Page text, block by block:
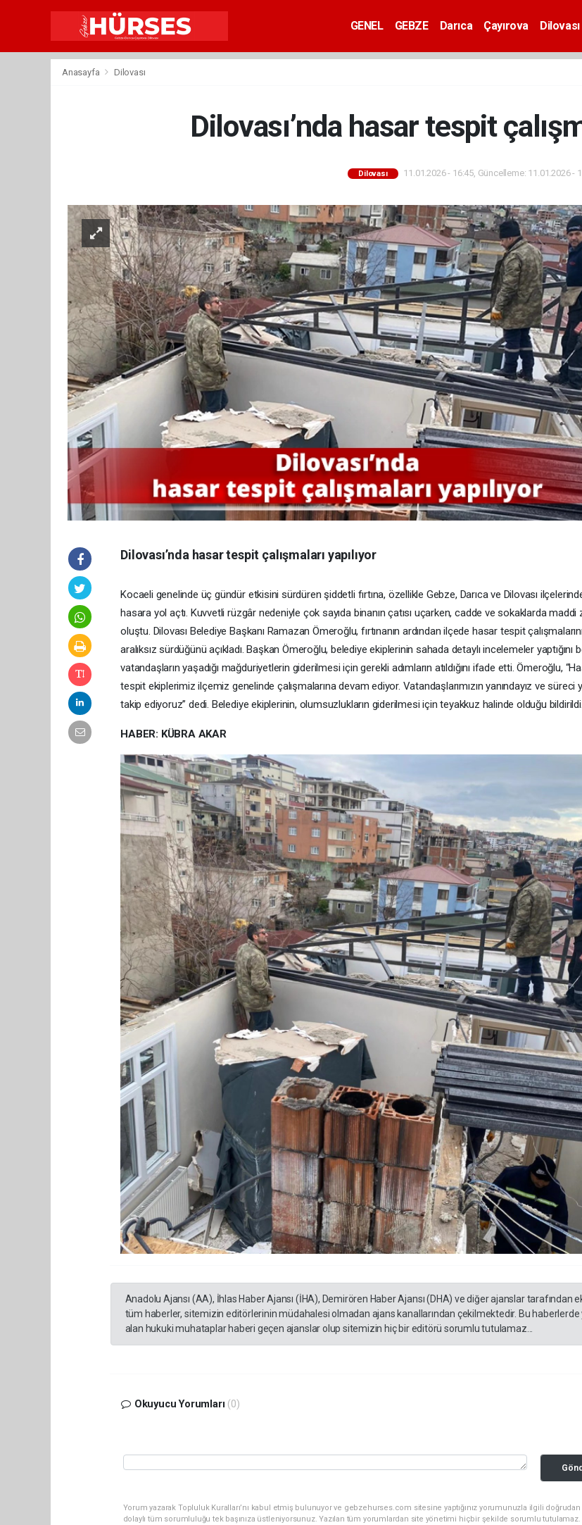
GENEL GEBZE Darıca Çayırova Dilovası
Anasayfa Dilovası
Dilovası’nda hasar tespit
Dilovası 11.01.2026 - 16:45, Güncelleme: 11.01.2026 -
Dilovası’nda hasar tespit çalışmaları yapılıyor
Kocaeli genelinde üç gündür etkisini sürdüren şiddetli fırtına, özellikle Gebze, Darıca ve Dilovası
hasara yol açtı. Kuvvetli rüzgâr nedeniyle çok sayıda binanın çatısı uçarken, cadde ve sokaklarda maddi
oluştu. Dilovası Belediye Başkanı Ramazan Ömeroğlu, fırtınanın ardından ilçede hasar tespit
aralıksız sürdüğünü açıkladı. Başkan Ömeroğlu, belediye ekiplerinin sahada detaylı incelemeler yaptığını
vatandaşların yaşadığı mağduriyetlerin giderilmesi için gerekli adımların atıldığını ifade etti. Ömeroğlu,
tespit ekiplerimiz ilçemiz genelinde çalışmalarına devam ediyor. Vatandaşlarımızın yanındayız ve süreci
takip ediyoruz” dedi. Belediye ekiplerinin, olumsuzlukların giderilmesi için teyakkuz halinde olduğu bildirildi.
HABER: KÜBRA AKAR
Anadolu Ajansı (AA), İhlas Haber Ajansı (İHA), Demirören Haber Ajansı (DHA) ve diğer ajanslar tarafından
tüm haberler, sitemizin editörlerinin müdahalesi olmadan ajans kanallarından çekilmektedir. Bu haberlerde
alan hukuki muhataplar haberi geçen ajanslar olup sitemizin hiç bir editörü sorumlu tutulamaz...
Okuyucu Yorumları (0)
Yorum yazarak Topluluk Kuralları’nı kabul etmiş bulunuyor ve gebzehurses.com sitesine yaptığınız yorumunuzla ilgili doğrudan
dolaylı tüm sorumluluğu tek başınıza üstleniyorsunuz. Yazılan tüm yorumlardan site yönetimi hiçbir şekilde sorumlu tutulamaz.